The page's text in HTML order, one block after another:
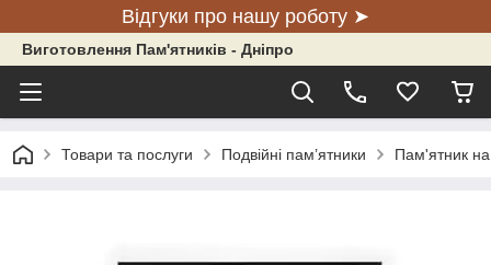
Відгуки про нашу роботу ➤
Виготовлення Пам'ятників - Дніпро
Товари та послуги Подвійні пам’ятники Пам'ятник на